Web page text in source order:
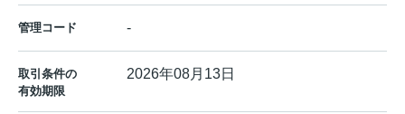
管理コード -
取引条件の
有効期限
2026年08月13日